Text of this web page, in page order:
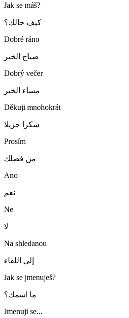
Jak se máš?
كيف حالك؟
Dobré ráno
صباح الخير
Dobrý večer
مساء الخير
Děkuji mnohokrát
شكرا جزيلا
Prosím
من فضلك
Ano
نعم
Ne
لا
Na shledanou
إلى اللقاء
Jak se jmenuješ?
ما اسمك؟
Jmenuji se...